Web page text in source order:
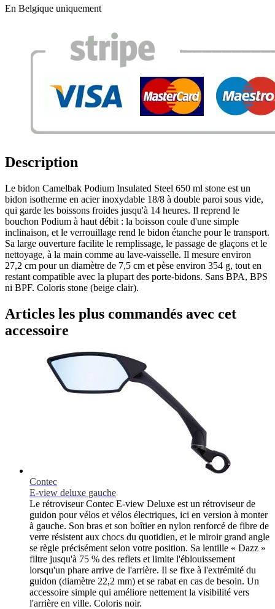
En Belgique uniquement
Description
Le bidon Camelbak Podium Insulated Steel 650 ml stone est un
bidon isotherme en acier inoxydable 18/8 à double paroi sous vide,
qui garde les boissons froides jusqu'à 14 heures. Il reprend le
bouchon Podium à haut débit : la boisson coule d'une simple
inclinaison, et le verrouillage rend le bidon étanche pour le transport.
Sa large ouverture facilite le remplissage, le passage de glaçons et le
nettoyage, à la main comme au lave-vaisselle. Il mesure environ
27,2 cm pour un diamètre de 7,5 cm et pèse environ 354 g, tout en
restant compatible avec la plupart des porte-bidons. Sans BPA, BPS
ni BPF. Coloris stone (beige clair).
Articles les plus commandés avec cet
accessoire
Contec
E-view deluxe gauche
Le rétroviseur Contec E-view Deluxe est un rétroviseur de
guidon pour vélos et vélos électriques, ici en version à monter
à gauche. Son bras et son boîtier en nylon renforcé de fibre de
verre résistent aux chocs du quotidien, et le miroir grand angle
se règle précisément selon votre position. Sa lentille « Dazz »
filtre jusqu'à 75 % des reflets et limite l'éblouissement
lorsqu'un phare arrive de l'arrière. Il se fixe à l'extrémité du
guidon (diamètre 22,2 mm) et se rabat en cas de besoin. Un
accessoire simple qui améliore nettement la visibilité vers
l'arrière en ville. Coloris noir.